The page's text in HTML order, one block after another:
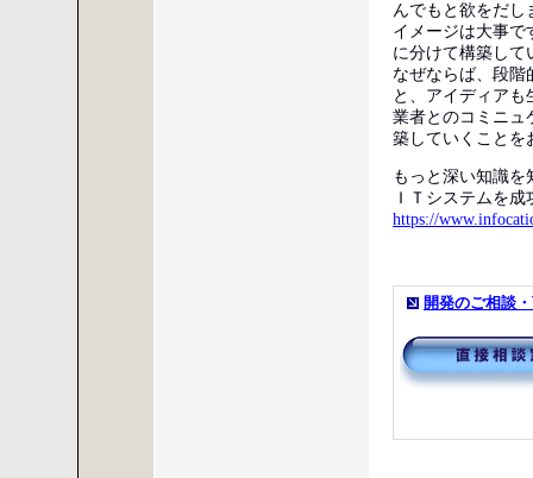
んでもと欲をだし
イメージは大事で
に分けて構築して
なぜならば、段階
と、アイディアも
業者とのコミニュ
築していくことを
もっと深い知識
ＩＴシステムを
https://
開発のご相談